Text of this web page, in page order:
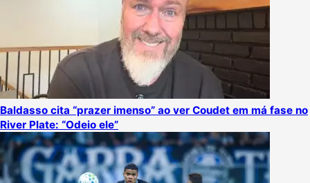
Baldasso cita “prazer imenso” ao ver Coudet em má fase no
River Plate: “Odeio ele”